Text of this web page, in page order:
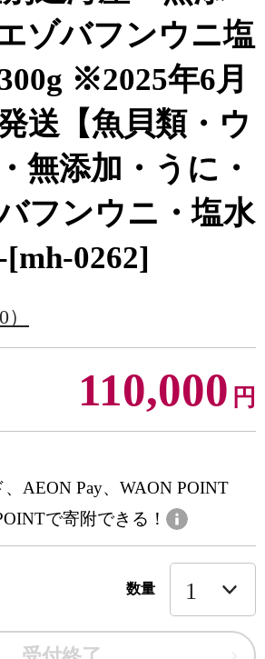
ゾバフンウニ塩
※2025年6月
送【魚貝類・ウ
無添加・うに・
フンウニ・塩水
0262]
）
110,000 円
AEON Pay、WAON POINT
で寄附できる！
数量